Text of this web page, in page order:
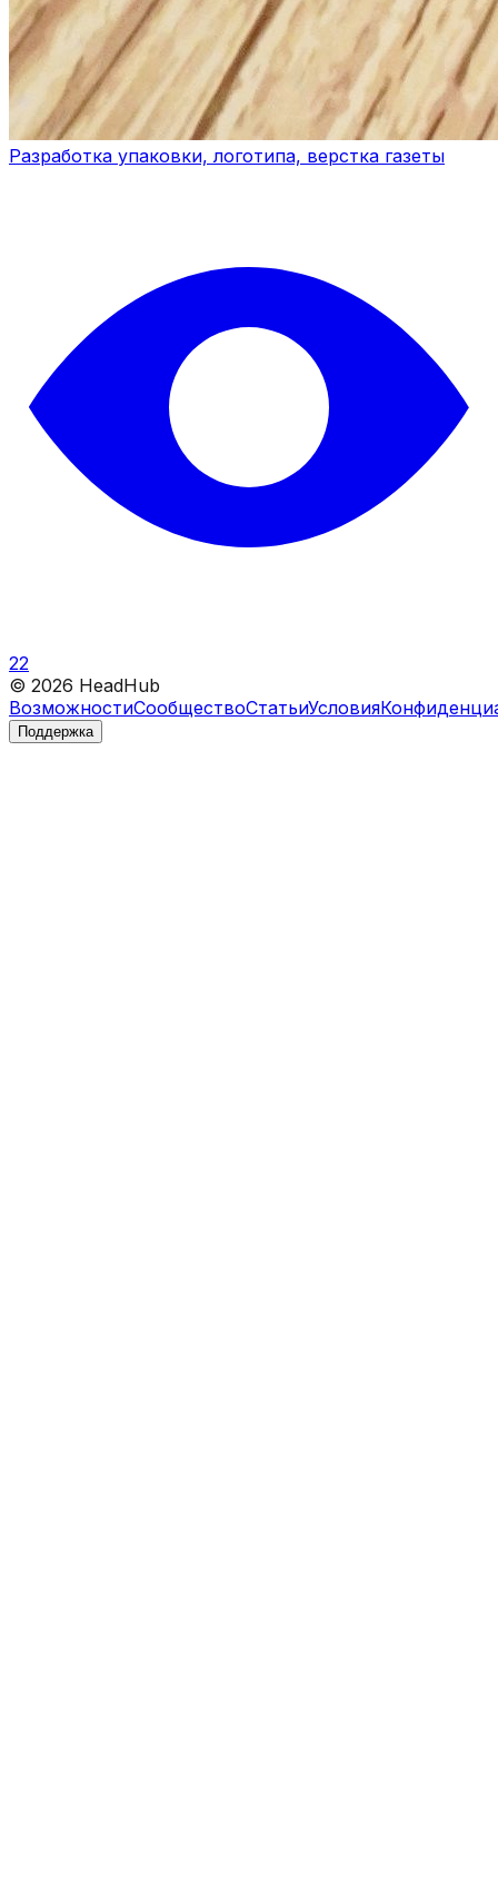
Разработка упаковки, логотипа, верстка газеты
22
© 2026 HeadHub
ВозможностиСообществоСтатьиУсловия
Поддержка